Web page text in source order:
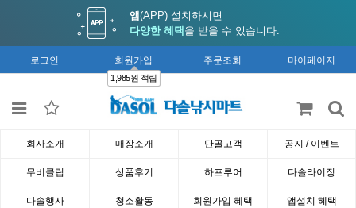
앱(APP) 설치하시면
다양한 혜택 을 받을 수 있습니다.
로그인 회원가입
1,985원 적립
주문조회 마이페이지
회사소개 매장소개 단골고객 공지 / 이벤트
무비클립 상품후기 하프루어 다솔라이징
다솔행사 청소활동 회원가입 혜택 앱설치 혜택